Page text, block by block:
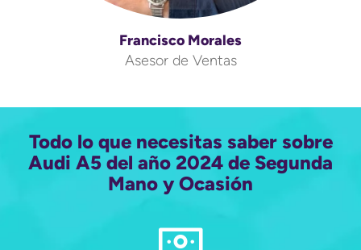
Francisco Morales
Asesor de Ventas
Todo lo que necesitas saber sobre
Audi A5 del año 2024 de Segunda
Mano y Ocasión